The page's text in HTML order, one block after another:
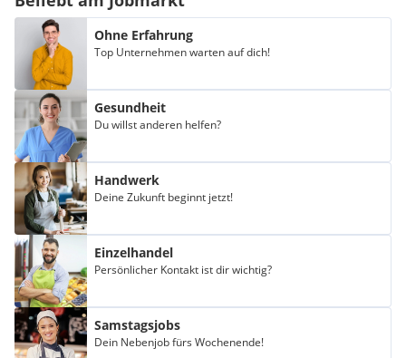
Ohne Erfahrung
Top Unternehmen warten auf dich!
Gesundheit
Du willst anderen helfen?
Handwerk
Deine Zukunft beginnt jetzt!
Einzelhandel
Persönlicher Kontakt ist dir wichtig?
Samstagsjobs
Dein Nebenjob fürs Wochenende!